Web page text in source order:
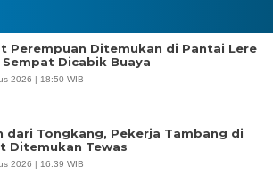
Perempuan Ditemukan di Pantai Lere
Sempat Dicabik Buaya
2026 | 18:50 WIB
dari Tongkang, Pekerja Tambang di
Ditemukan Tewas
2026 | 16:39 WIB